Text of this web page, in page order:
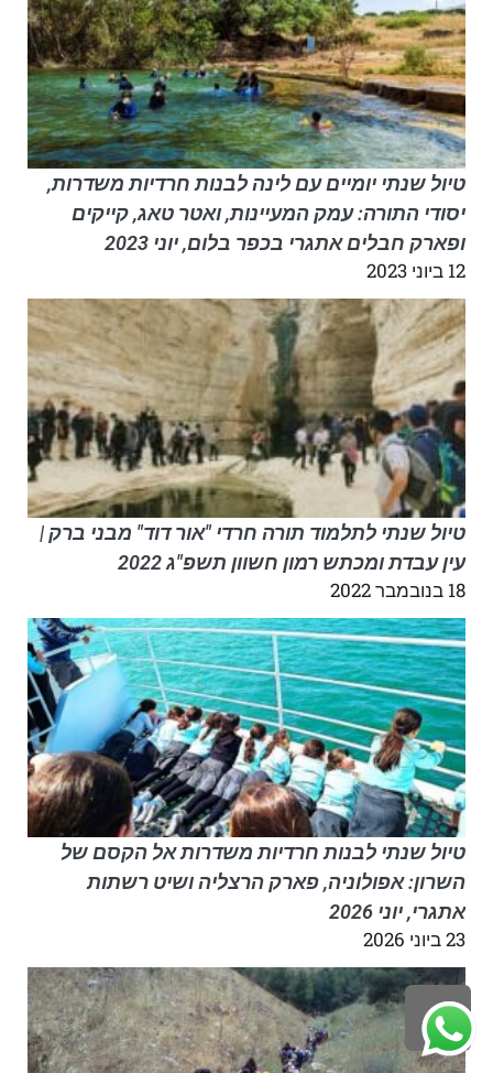
טיול שנתי יומיים עם לינה לבנות חרדיות משדרות,
יסודי התורה: עמק המעיינות, ואטר טאג, קייקים
ופארק חבלים אתגרי בכפר בלום, יוני 2023
12 ביוני 2023
טיול שנתי לתלמוד תורה חרדי "אור דוד" מבני ברק |
עין עבדת ומכתש רמון חשוון תשפ"ג 2022
18 בנובמבר 2022
טיול שנתי לבנות חרדיות משדרות אל הקסם של
השרון: אפולוניה, פארק הרצליה ושיט רשתות
אתגרי, יוני 2026
23 ביוני 2026